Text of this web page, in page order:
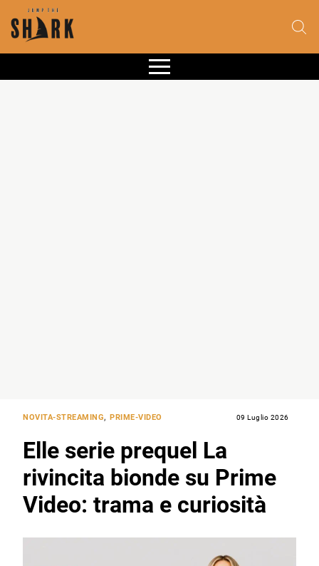
NOVITA-STREAMING, PRIME-VIDEO 09 Luglio 2026
Elle serie prequel La
rivincita bionde su Prime
Video: trama e curiosità